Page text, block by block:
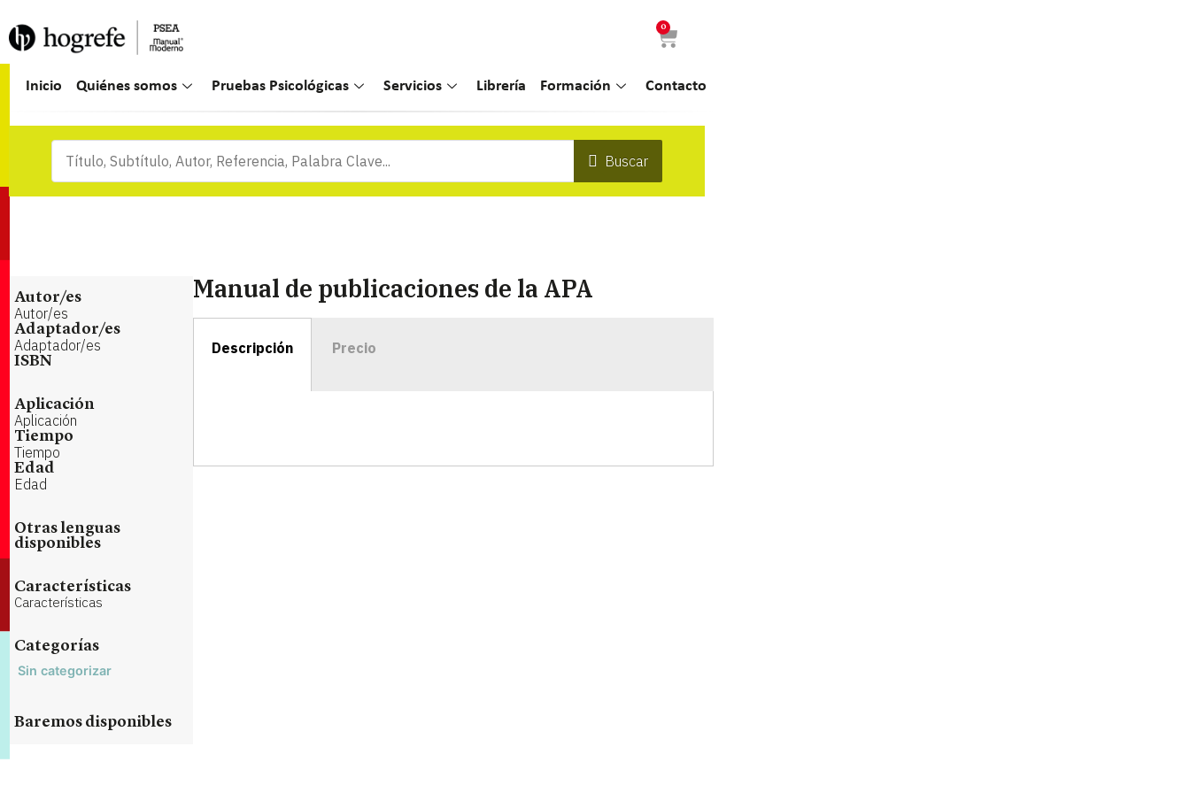
0
Inicio Quiénes somos Pruebas Psicológicas Servicios Librería Formación Contacto
Buscar
Autor/es
Autor/es
Adaptador/es
Adaptador/es
ISBN
Aplicación
Aplicación
Tiempo
Tiempo
Edad
Edad
Otras lenguas
disponibles
Características
Características
Categorías
Sin categorizar
Baremos disponibles
Manual de publicaciones de la APA
Descripción Precio